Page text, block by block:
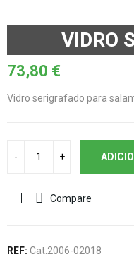
VIDRO
73,80 €
Vidro serigrafado para
Compare
REF: Cat.2006-02018